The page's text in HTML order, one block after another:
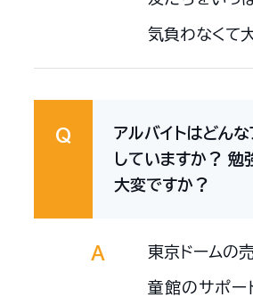
気負わなくて
Q
アルバイトはどんな
していますか？ 勉
大変ですか？
A 東京ドームの
童館のサポー